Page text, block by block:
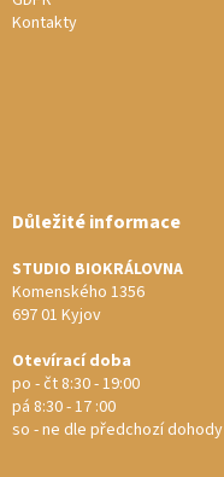
Kontakty
Důležité informace
STUDIO BIOKRÁLOVNA
Komenského 1356
697 01 Kyjov
Otevírací doba
po - čt 8:30 - 19:00
pá 8:30 - 17 :00
so - ne dle předchozí dohody